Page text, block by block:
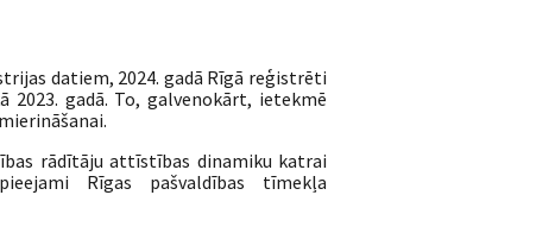
datiem, 2024. gadā Rīgā reģistrēti
2023. gadā. To, galvenokārt, ietekmē
rādītāju attīstības dinamiku katrai
Rīgas pašvaldības tīmekļa